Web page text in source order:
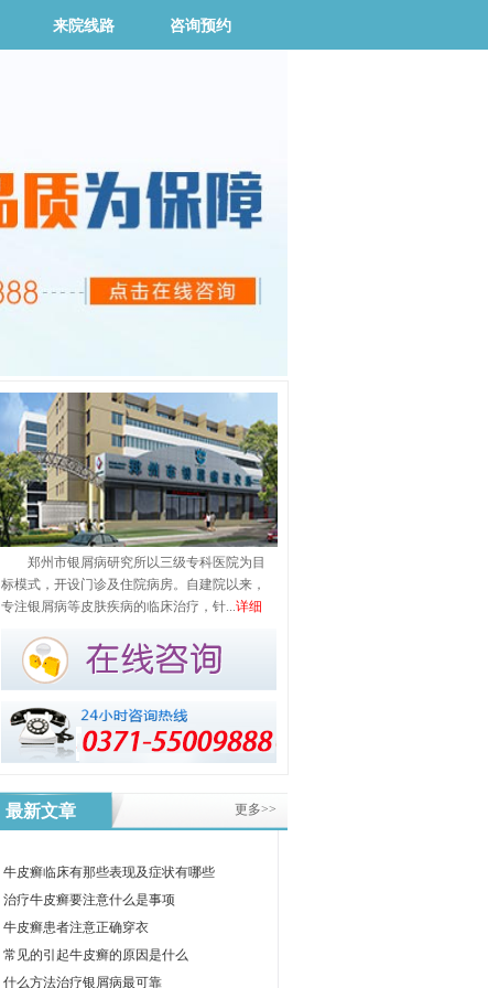
来院线路 咨询预约
郑州市银屑病研究所以三级专科医院为目
标模式，开设门诊及住院病房。自建院以来，
专注银屑病等皮肤疾病的临床治疗，针...详细
最新文章 更多>>
牛皮癣临床有那些表现及症状有哪些
治疗牛皮癣要注意什么是事项
牛皮癣患者注意正确穿衣
常见的引起牛皮癣的原因是什么
什么方法治疗银屑病最可靠